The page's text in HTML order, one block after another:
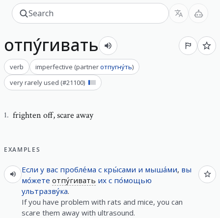
отпу́гивать
verb imperfective (partnerотпугну́ть)
very rarely used (#21100)
1. frighten off,scare away
EXAMPLES
Если у вас пробле́ма с кры́сами и мыша́ми, вы
мо́жете отпу́гивать их с по́мощью
ультразву́ка.
If you have problem with rats and mice, you can
scare them away with ultrasound.